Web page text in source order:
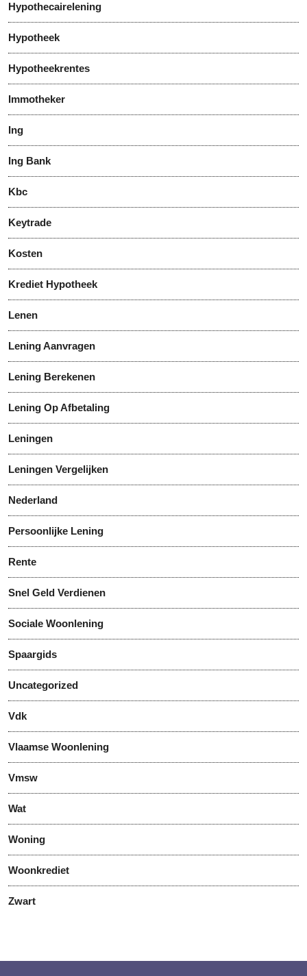
Hypothecairelening
Hypotheek
Hypotheekrentes
Immotheker
Ing
Ing Bank
Kbc
Keytrade
Kosten
Krediet Hypotheek
Lenen
Lening Aanvragen
Lening Berekenen
Lening Op Afbetaling
Leningen
Leningen Vergelijken
Nederland
Persoonlijke Lening
Rente
Snel Geld Verdienen
Sociale Woonlening
Spaargids
Uncategorized
Vdk
Vlaamse Woonlening
Vmsw
Wat
Woning
Woonkrediet
Zwart